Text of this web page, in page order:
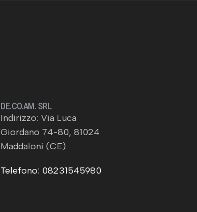
DE.CO.AM. SRL
Indirizzo: Via Luca
Giordano 74-80, 81024
Maddaloni (CE)
Telefono: 08231545980